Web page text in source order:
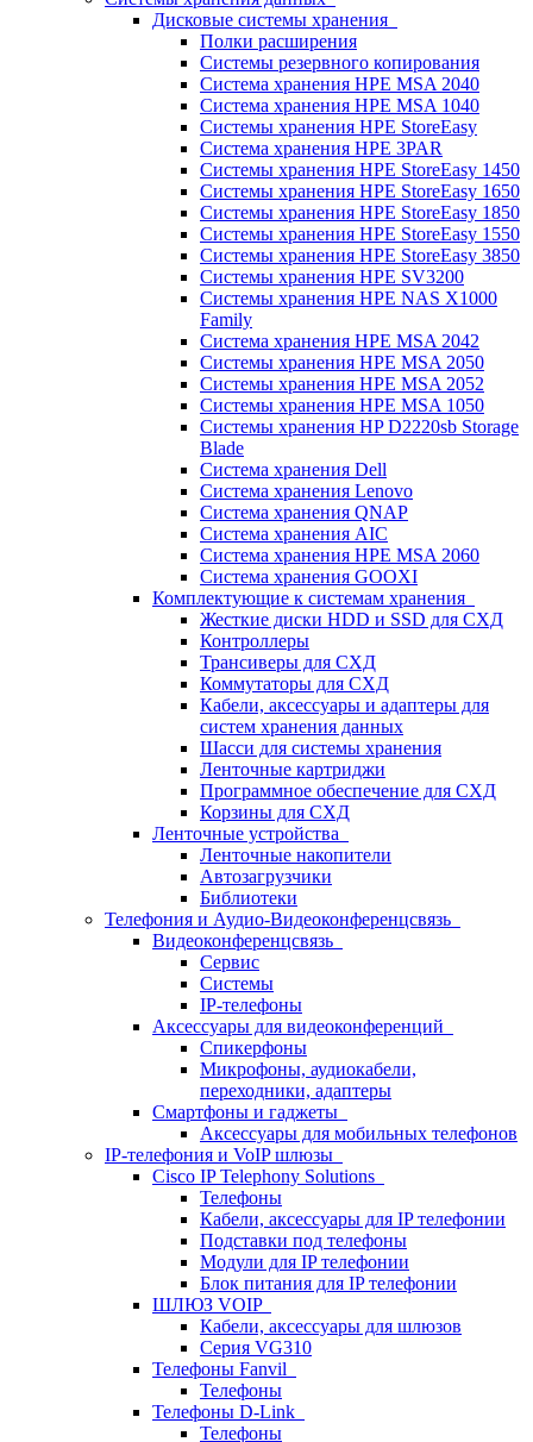
Дисковые системы хранения
Полки расширения
Системы резервного копирования
Система хранения HPE MSA 2040
Система хранения HPE MSA 1040
Системы хранения HPE StoreEasy
Система хранения HPE 3PAR
Системы хранения HPE StoreEasy 1450
Системы хранения HPE StoreEasy 1650
Системы хранения HPE StoreEasy 1850
Системы хранения HPE StoreEasy 1550
Системы хранения HPE StoreEasy 3850
Системы хранения HPE SV3200
Системы хранения HPE NAS X1000
Family
Система хранения HPE MSA 2042
Системы хранения HPE MSA 2050
Системы хранения HPE MSA 2052
Системы хранения HPE MSA 1050
Системы хранения HP D2220sb Storage
Blade
Система хранения Dell
Система хранения Lenovo
Система хранения QNAP
Система хранения AIC
Система хранения HPE MSA 2060
Система хранения GOOXI
Комплектующие к системам хранения
Жесткие диски HDD и SSD для СХД
Контроллеры
Трансиверы для СХД
Коммутаторы для СХД
Кабели, аксессуары и адаптеры для
систем хранения данных
Шасси для системы хранения
Ленточные картриджи
Программное обеспечение для СХД
Корзины для СХД
Ленточные устройства
Ленточные накопители
Автозагрузчики
Библиотеки
Телефония и Аудио-Видеоконференцсвязь
Видеоконференцсвязь
Сервис
Системы
IP-телефоны
Аксессуары для видеоконференций
Спикерфоны
Микрофоны, аудиокабели,
переходники, адаптеры
Смартфоны и гаджеты
Аксессуары для мобильных телефонов
IP-телефония и VoIP шлюзы
Cisco IP Telephony Solutions
Телефоны
Кабели, аксессуары для IP телефонии
Подставки под телефоны
Модули для IP телефонии
Блок питания для IP телефонии
ШЛЮЗ VOIP
Кабели, аксессуары для шлюзов
Серия VG310
Телефоны Fanvil
Телефоны
Телефоны D-Link
Телефоны